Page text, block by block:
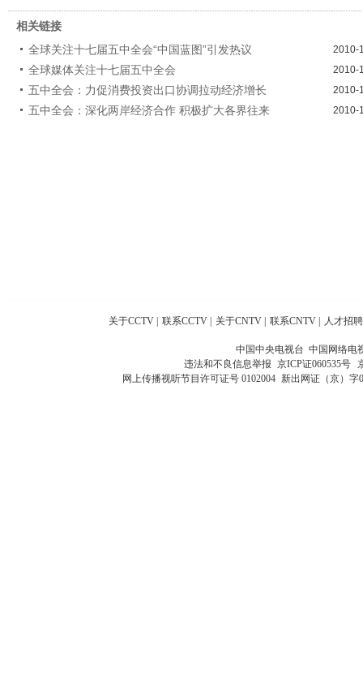
相关链接
全球关注十七届五中全会“中国蓝图”引发热议
2010-
全球媒体关注十七届五中全会 2010-
五中全会：力促消费投资出口协调拉动经济增长 2010-
五中全会：深化两岸经济合作 积极扩大各界往来 2010-
关于CCTV | 联系CCTV | 关于CNTV | 联系CNTV | 人才招聘
中国中央电视台 中国网络电
违法和不良信息举报 京ICP证060535号
网上传播视听节目许可证号 0102004 新出网证（京）